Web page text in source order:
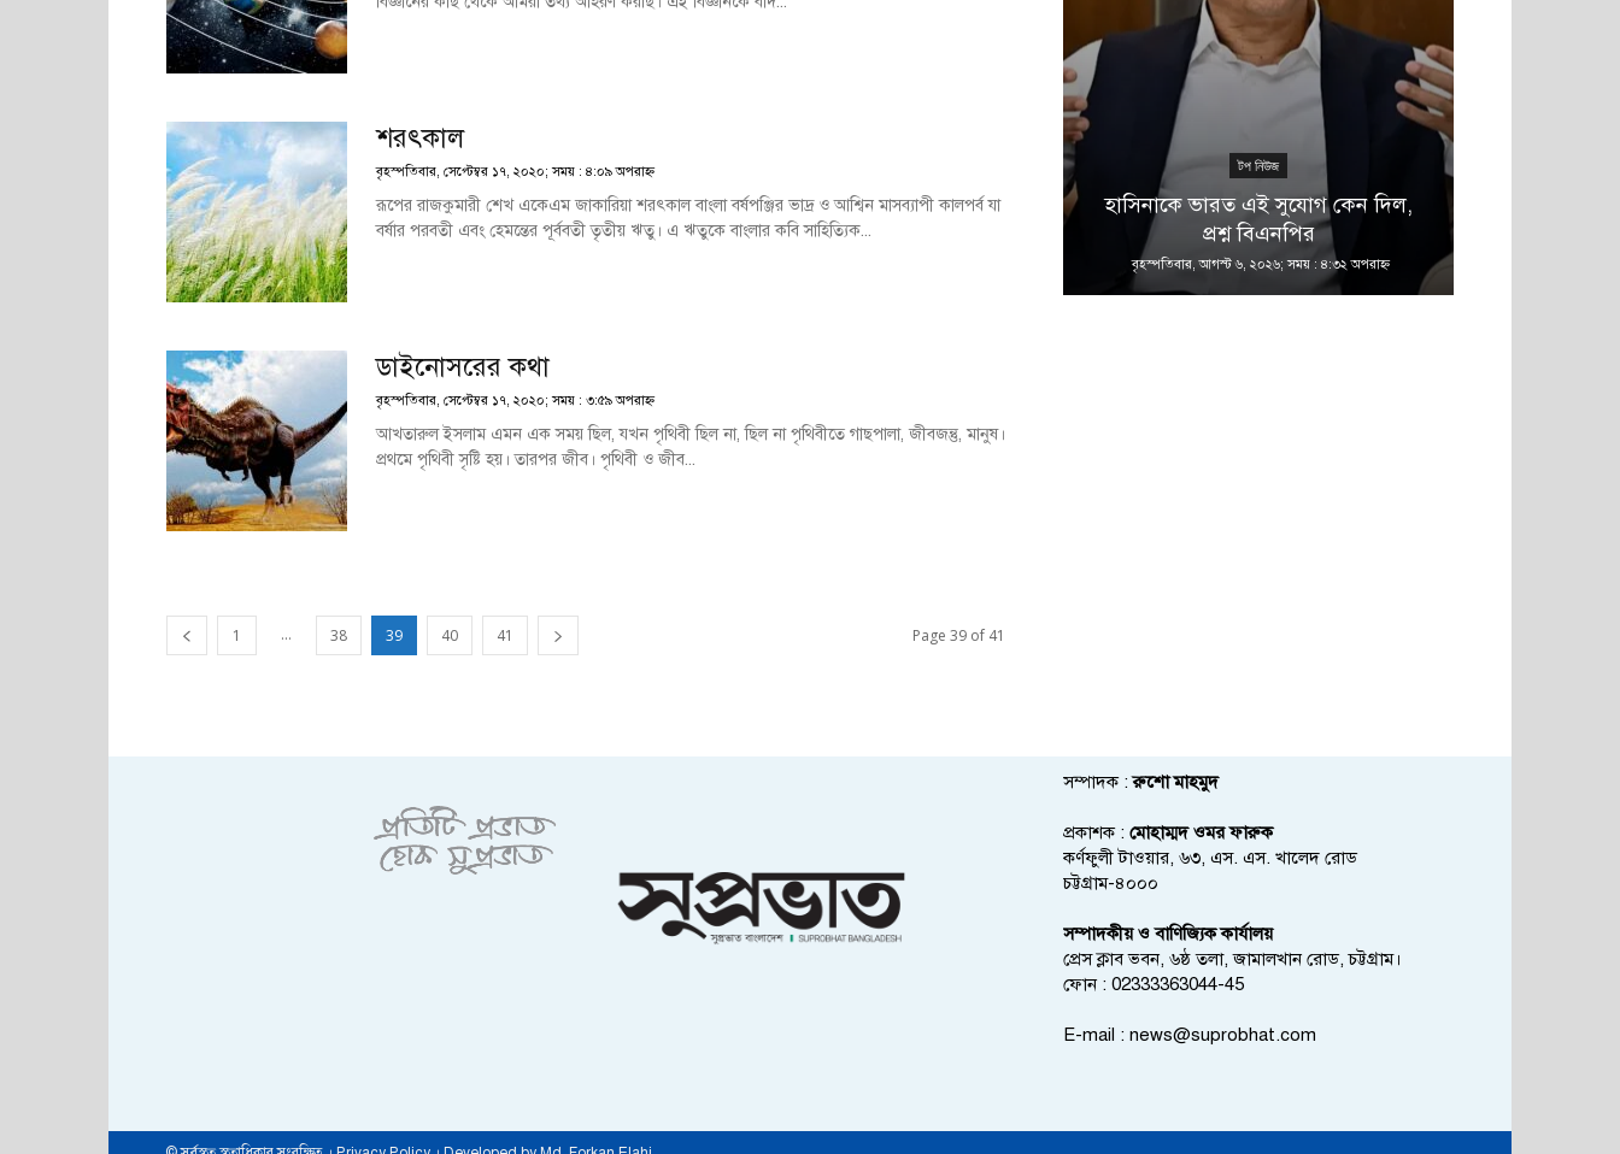
শরৎকাল
বৃহস্পতিবার, সেপ্টেম্বর ১৭, ২০২০; সময় : ৪:০৯ অপরাহ্ণ
রূপের রাজকুমারী শেখ একেএম জাকারিয়া শরৎকাল বাংলা বর্ষপঞ্জির ভাদ্র ও আশ্বিন মাসব্যাপী কালপর্ব যা
বর্ষার পরবতী এবং হেমন্তের পূর্ববতী তৃতীয় ঋতু। এ ঋতুকে বাংলার কবি সাহিত্যিক...
ডাইনোসরের কথা
বৃহস্পতিবার, সেপ্টেম্বর ১৭, ২০২০; সময় : ৩:৫৯ অপরাহ্ণ
আখতারুল ইসলাম এমন এক সময় ছিল, যখন পৃথিবী ছিল না, ছিল না পৃথিবীতে গাছপালা, জীবজন্তু, মানুষ।
প্রথমে পৃথিবী সৃষ্টি হয়। তারপর জীব। পৃথিবী ও জীব...
1 ... 38 39 40 41 Page 39 of 41
টপ নিউজ
হাসিনাকে ভারত এই সুযোগ কেন দিল,
প্রশ্ন বিএনপির
বৃহস্পতিবার, আগস্ট ৬, ২০২৬; সময় : ৪:৩২ অপরাহ্ণ
সম্পাদক :রুশো মাহমুদ
প্রকাশক : মোহাম্মদ ওমর ফারুক
কর্ণফুলী টাওয়ার, ৬৩, এস. এস. খালেদ রোড
চট্টগ্রাম-৪০০০
সম্পাদকীয় ও বাণিজ্যিক কার্যালয়
প্রেস ক্লাব ভবন, ৬ষ্ঠ তলা, জামালখান রোড, চট্টগ্রাম।
ফোন : 02333363044-45
E-mail : news@suprobhat.com